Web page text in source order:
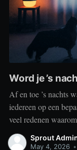
Word je ’s
Af en toe ’s nachts
iedereen op een
veel redenen
het toilet moeten, je
slaap beïnvloeden.
Sprout
May 4, 2026 •